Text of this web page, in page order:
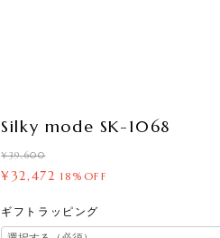
Silky mode SK-1068
¥39,600
¥32,472 18%OFF
ギフトラッピング